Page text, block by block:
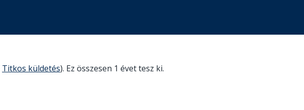
Titkos küldetés). Ez összesen 1 évet tesz ki.